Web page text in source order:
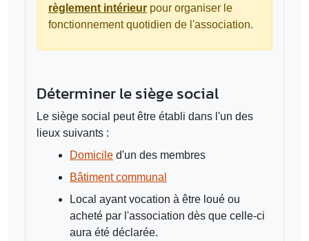
règlement intérieur pour organiser le
fonctionnement quotidien de l'association.
Déterminer le siège social
Le siège social peut être établi dans l'un des
lieux suivants :
Domicile d'un des membres
Bâtiment communal
Local ayant vocation à être loué ou
acheté par l'association dès que celle-ci
aura été déclarée.